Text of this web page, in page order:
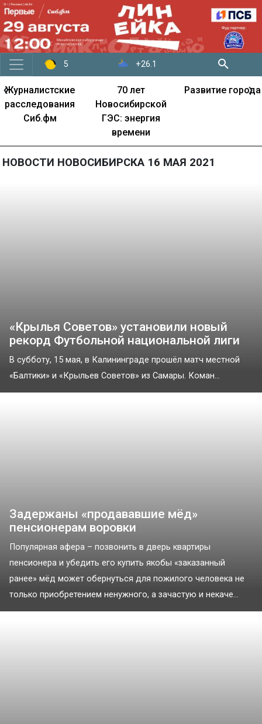
5 +26.1
Журналистские
расследования
Сиб.фм
70 лет
Новосибирской
ГЭС: энергия
времени
Развитие города
‹ ›
НОВОСТИ НОВОСИБИРСКА 16 МАЯ 2021
«Крылья Советов» установили новый
рекорд Футбольной национальной лиги
В субботу, 15 мая, в Калининграде прошёл матч местной
«Балтики» и «Крыльев Советов» из Самары. Коман...
Задержаны «продававшие мёд»
пенсионерам воровки
Популярная афера – позвонить в дверь квартиры
пенсионера и убедить его купить якобы «заказанный
ранее» мёд может обернуться для пожилого человека не
только приобретением ненужного, а зачастую и некаче...